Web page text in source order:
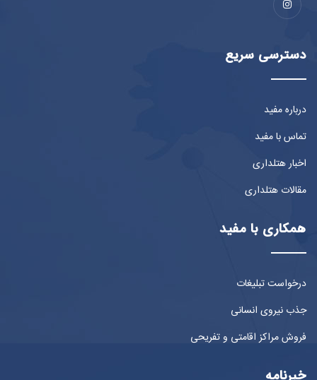
دسترسی سریع
درباره مفید
تماس با مفید
اخبار هتلداری
مقالات هتلداری
همکاری با مفید
درخواست تبلیغات
جذب نیروی انسانی
فروش مراکز اقامتی و تفریحی